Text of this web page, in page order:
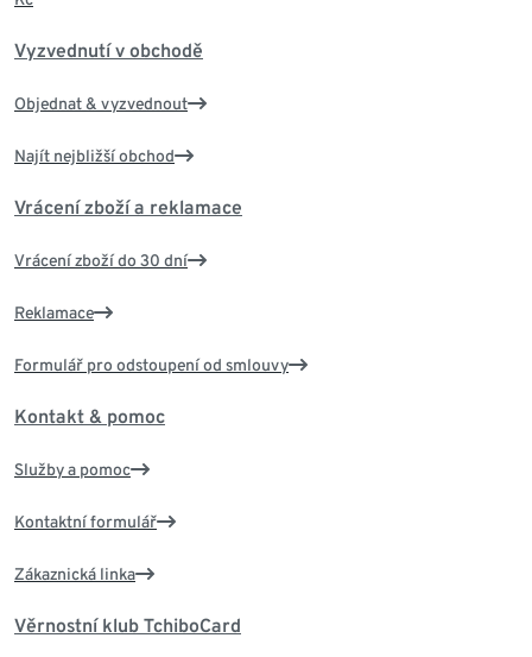
Vyzvednutí v obchodě
Objednat & vyzvednout
Najít nejbližší obchod
Vrácení zboží a reklamace
Vrácení zboží do 30 dní
Reklamace
Formulář pro odstoupení od smlouvy
Kontakt & pomoc
Služby a pomoc
Kontaktní formulář
Zákaznická linka
Věrnostní klub TchiboCard